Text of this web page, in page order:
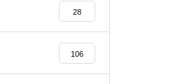
28
106